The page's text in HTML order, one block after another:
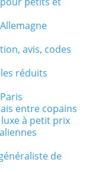
avis, codes
réduits
entre copains
à petit prix
de